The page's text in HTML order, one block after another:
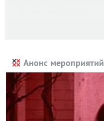
Анонс мероприятий